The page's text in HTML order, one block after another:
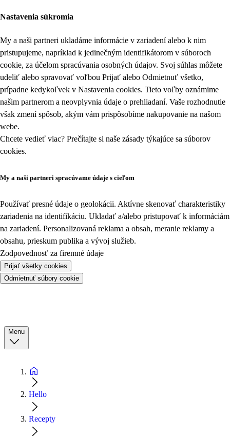
Nastavenia súkromia
My a naši partneri ukladáme informácie v zariadení alebo k nim
pristupujeme, napríklad k jedinečným identifikátorom v súboroch
cookie, za účelom spracúvania osobných údajov. Svoj súhlas môžete
udeliť alebo spravovať voľbou Prijať alebo Odmietnuť všetko,
prípadne kedykoľvek v Nastavenia cookies. Tieto voľby oznámime
našim partnerom a neovplyvnia údaje o prehliadaní. Vaše rozhodnutie
však zmení spôsob, akým vám prispôsobíme nakupovanie na našom
webe.
Chcete vedieť viac? Prečítajte si naše zásady týkajúce sa súborov
cookies.
My a naši partneri spracúvame údaje s cieľom
Používať presné údaje o geolokácii. Aktívne skenovať charakteristiky
zariadenia na identifikáciu. Ukladať a/alebo pristupovať k informáciám
na zariadení. Personalizovaná reklama a obsah, meranie reklamy a
obsahu, prieskum publika a vývoj služieb.
Zodpovednosť za firemné údaje
Prijať všetky cookies
Odmietnuť súbory cookie
Menu
Hello
Recepty